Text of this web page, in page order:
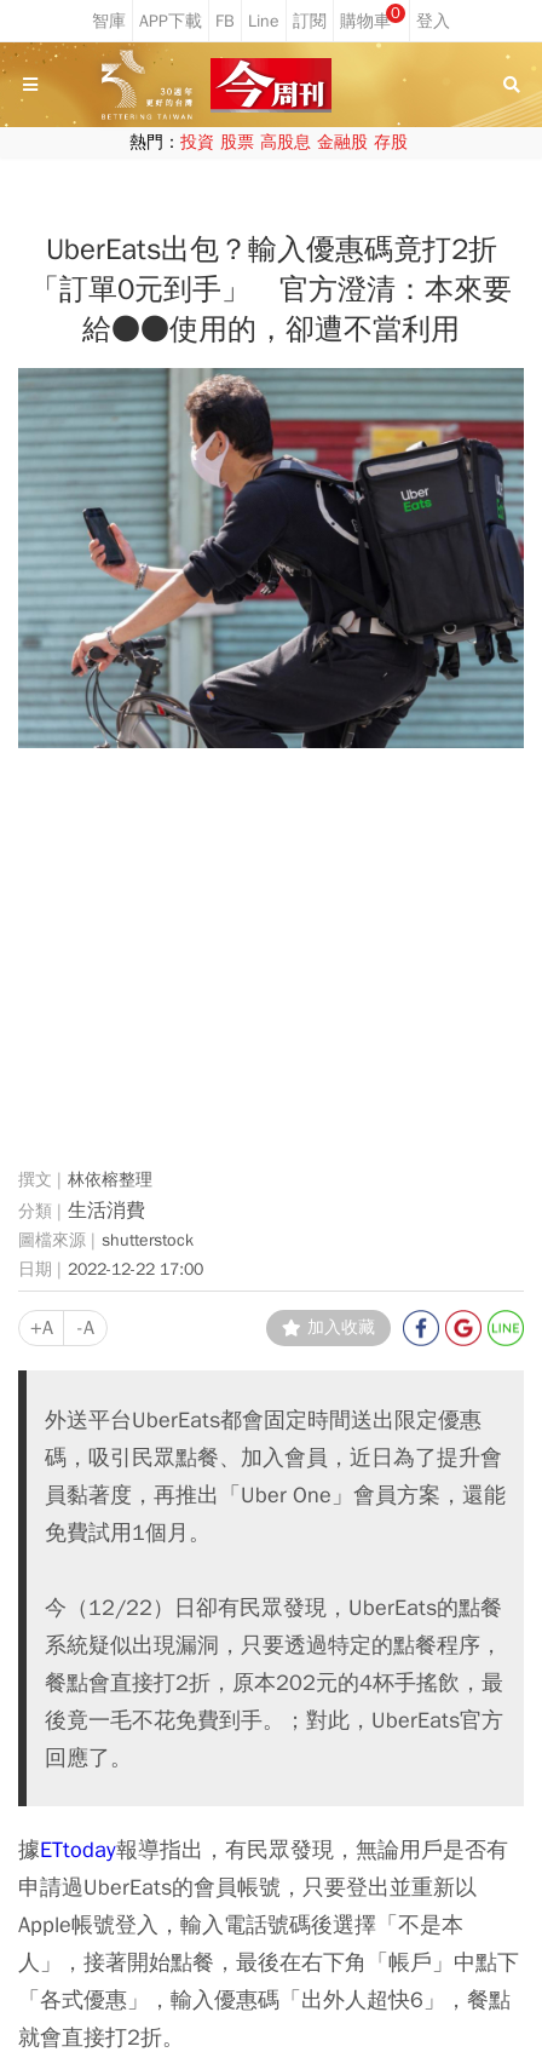
0
熱門： 投資 股票 高股息 金融股 存股
UberEats出包？輸入優惠碼竟打2折
「訂單0元到手」 官方澄清：本來要
給●●使用的，卻遭不當利用
林依榕整理
生活消費
shutterstock
2022-12-22 17:00
+A -A 加入收藏
外送平台UberEats都會固定時間送出限定優惠
碼，吸引民眾點餐、加入會員，近日為了提升會
員黏著度，再推出「Uber One」會員方案，還能
免費試用1個月。
今（12/22）日卻有民眾發現，UberEats的點餐
系統疑似出現漏洞，只要透過特定的點餐程序，
餐點會直接打2折，原本202元的4杯手搖飲，最
後竟一毛不花免費到手。；對此，UberEats官方
回應了。
據ETtoday報導指出，有民眾發現，無論用戶是否有
申請過UberEats的會員帳號，只要登出並重新以
Apple帳號登入，輸入電話號碼後選擇「不是本
人」，接著開始點餐，最後在右下角「帳戶」中點下
「各式優惠」，輸入優惠碼「出外人超快6」，餐點
就會直接打2折。